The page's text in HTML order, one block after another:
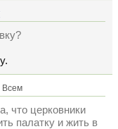
Всем
что церковники
палатку и жить в